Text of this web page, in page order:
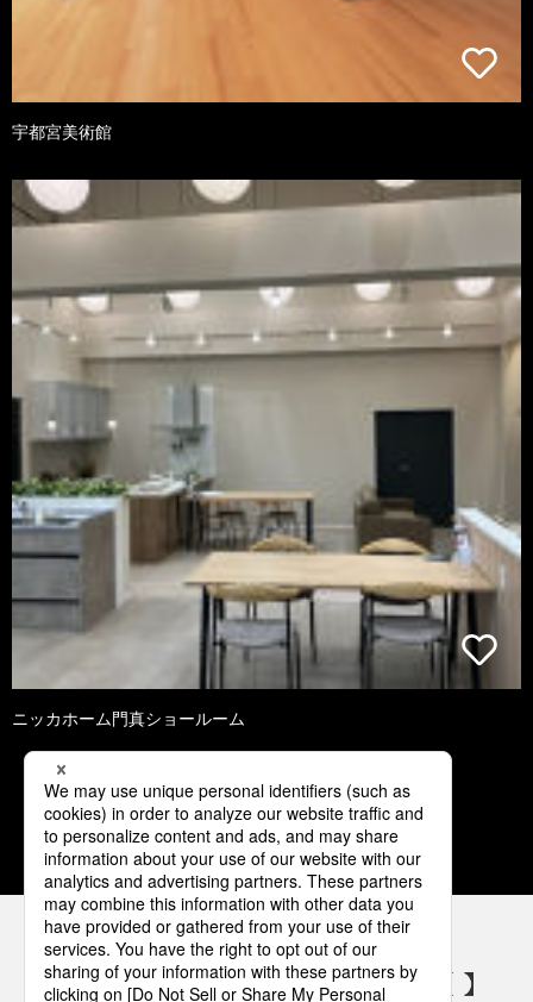
宇都宮美術館
ニッカホーム門真ショールーム
1 2 3 4 5
パナソニックの電気設備 SNSアカウント